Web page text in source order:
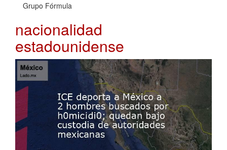
Grupo Fórmula
nacionalidad
estadounidense